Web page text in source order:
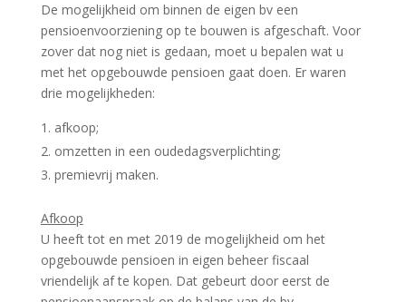
De mogelijkheid om binnen de eigen bv een
pensioenvoorziening op te bouwen is afgeschaft. Voor
zover dat nog niet is gedaan, moet u bepalen wat u
met het opgebouwde pensioen gaat doen. Er waren
drie mogelijkheden:
afkoop;
omzetten in een oudedagsverplichting;
premievrij maken.
Afkoop
U heeft tot en met 2019 de mogelijkheid om het
opgebouwde pensioen in eigen beheer fiscaal
vriendelijk af te kopen. Dat gebeurt door eerst de